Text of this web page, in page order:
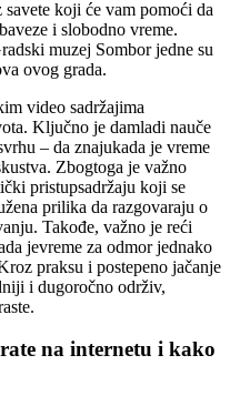
koji će vam pomoći da
i slobodno vreme.
muzej Sombor jedne su
ovog grada.
video sadržajima
Ključno je damladi nauče
– da znajukada je vreme
Zbogtoga je važno
pristupsadržaju koji se
prilika da razgovaraju o
Takođe, važno je reći
jevreme za odmor jednako
praksu i postepeno jačanje
i dugoročno održiv,
na internetu i kako